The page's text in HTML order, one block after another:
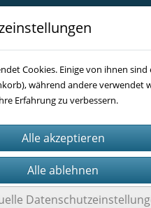
BOHREN Metallbohrer
Cookies. Einige von ihnen sind
während andere verwendet
Erfahrung zu verbessern.